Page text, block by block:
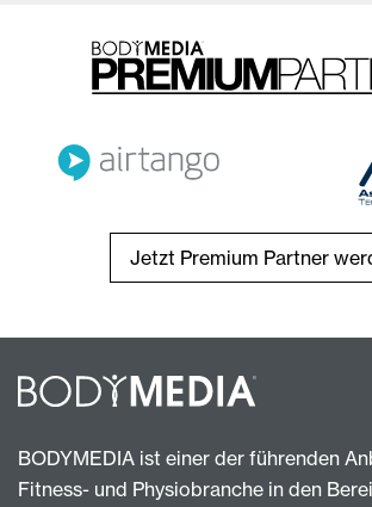
Jetzt Premium Partner
BODYMEDIA ist einer der führenden
Fitness- und Physiobranche in den